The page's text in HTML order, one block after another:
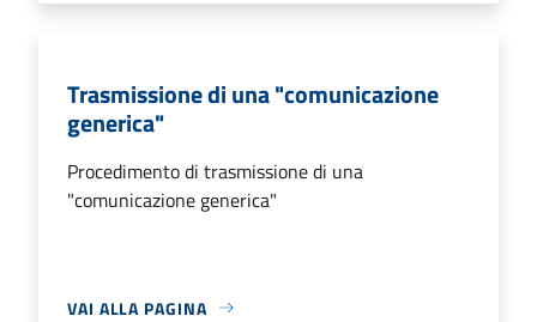
Trasmissione di una "comunicazione
generica"
Procedimento di trasmissione di una
"comunicazione generica"
VAI ALLA PAGINA